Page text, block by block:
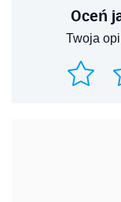
Oceń
Twoja